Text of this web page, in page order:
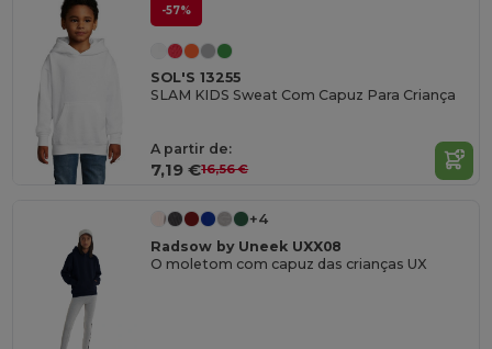
-57%
SOL'S 13255
SLAM KIDS Sweat Com Capuz Para Criança
A partir de:
7,19 €16,56 €
+4
Radsow by Uneek UXX08
O moletom com capuz das crianças UX